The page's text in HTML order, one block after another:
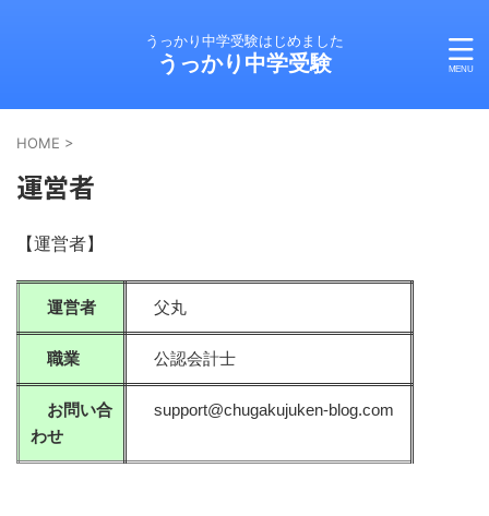
うっかり中学受験はじめました
うっかり中学受験
HOME >
運営者
【運営者】
運営者 父丸
職業 公認会計士
お問い合
わせ
support@chugakujuken-blog.com